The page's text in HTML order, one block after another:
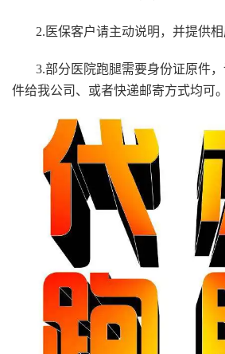
2.医保客户请主动说明，并提供相
3.部分医院跑腿需要身份证原件
件给我公司、或者快递邮寄方式均可。